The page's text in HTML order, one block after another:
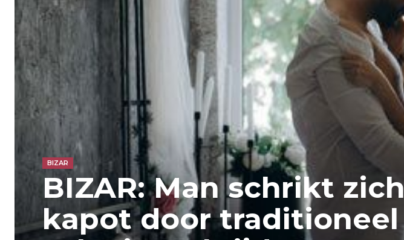
BIZAR
BIZAR: Man schrikt zich
kapot door traditioneel